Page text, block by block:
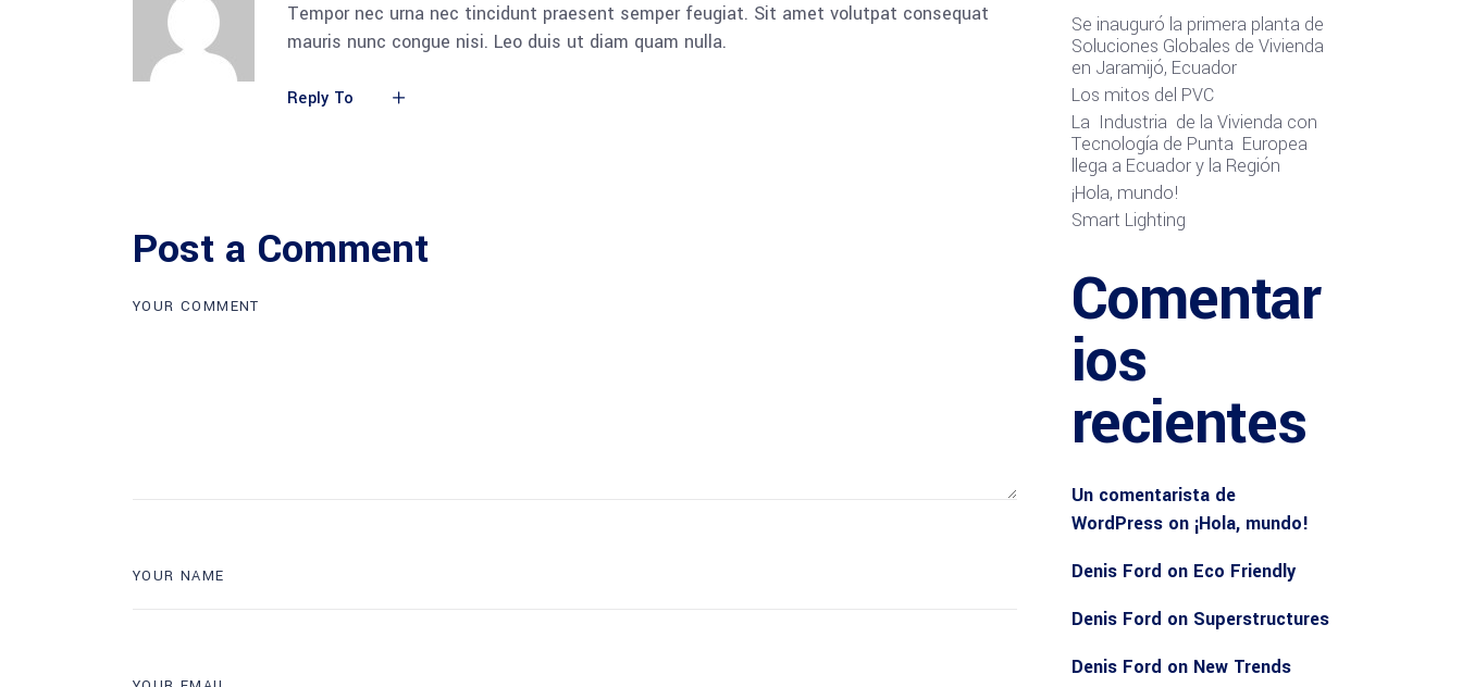
Tempor nec urna nec tincidunt praesent semper feugiat. Sit amet volutpat consequat
mauris nunc congue nisi. Leo duis ut diam quam nulla.
Reply To
Post a Comment
Se inauguró la primera planta de
Soluciones Globales de Vivienda
en Jaramijó, Ecuador
Los mitos del PVC
La Industria de la Vivienda con
Tecnología de Punta Europea
llega a Ecuador y la Región
¡Hola, mundo!
Smart Lighting
Comentar
ios
recientes
Un comentarista de
WordPresson ¡Hola, mundo!
Denis Ford on Eco Friendly
Denis Ford on Superstructures
Denis Ford on New Trends